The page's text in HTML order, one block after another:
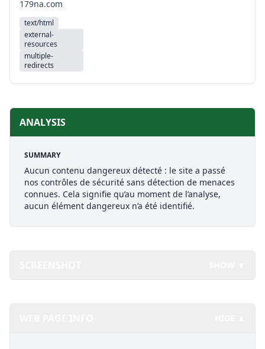
179na.com
text/html
external-
resources
multiple-
redirects
ANALYSIS
SUMMARY
Aucun contenu dangereux détecté : le site a passé
nos contrôles de sécurité sans détection de menaces
connues. Cela signifie qu’au moment de l’analyse,
aucun élément dangereux n’a été identifié.